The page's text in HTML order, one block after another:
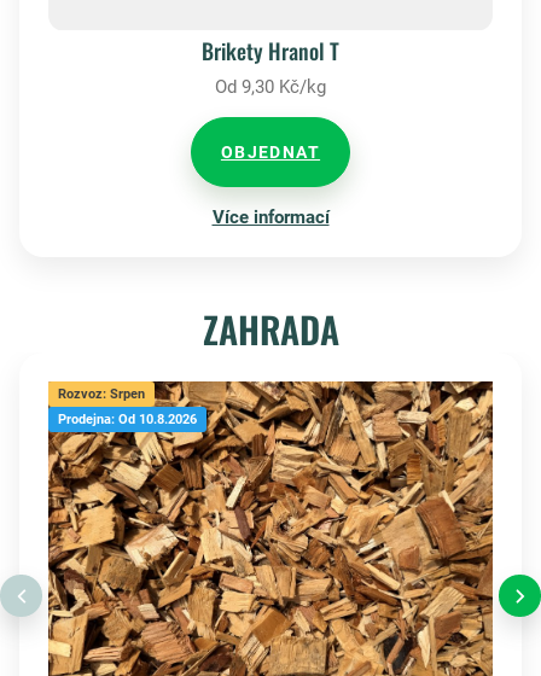
Brikety Hranol T
Od 9,30 Kč/kg
OBJEDNAT
Více informací
ZAHRADA
Rozvoz: Srpen
Prodejna: Od 10.8.2026